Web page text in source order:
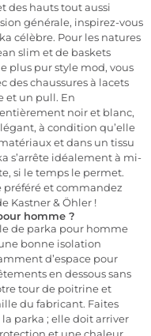
des hauts tout aussi
générale, inspirez-vous
célèbre. Pour les natures
slim et de baskets
plus pur style mod, vous
des chaussures à lacets
et un pull. En
noir et blanc,
à condition qu’elle
et dans un tissu
s’arrête idéalement à mi-
si le temps le permet.
et commandez
Kastner & Öhler !
homme ?
de parka pour homme
bonne isolation
d’espace pour
en dessous sans
tour de poitrine et
du fabricant. Faites
parka ; elle doit arriver